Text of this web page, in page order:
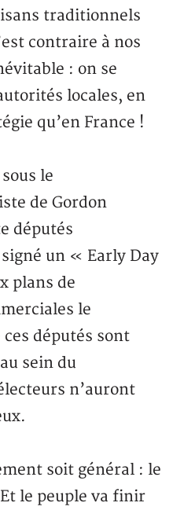
traditionnels
contraire à nos
: on se
locales, en
qu’en France !
le
de Gordon
députés
un « Early Day
plans de
le
députés sont
sein du
n’auront
soit général : le
le peuple va finir